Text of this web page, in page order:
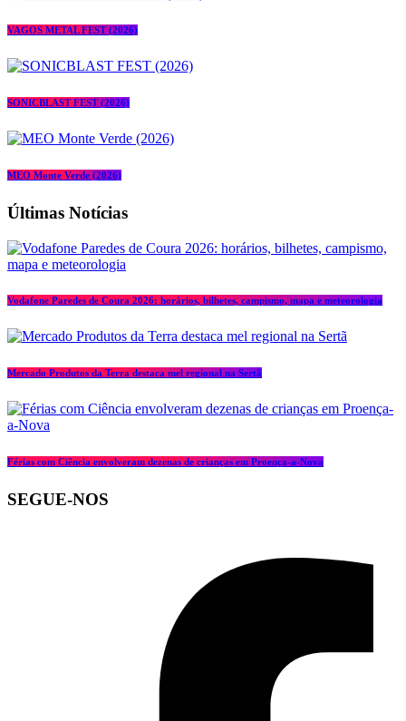
VAGOS METAL FEST (2026)
SONICBLAST FEST (2026)
MEO Monte Verde (2026)
Últimas Notícias
Vodafone Paredes de Coura 2026: horários, bilhetes, campismo, mapa e meteorologia
Mercado Produtos da Terra destaca mel regional na Sertã
Férias com Ciência envolveram dezenas de crianças em Proença-a-Nova
SEGUE-NOS